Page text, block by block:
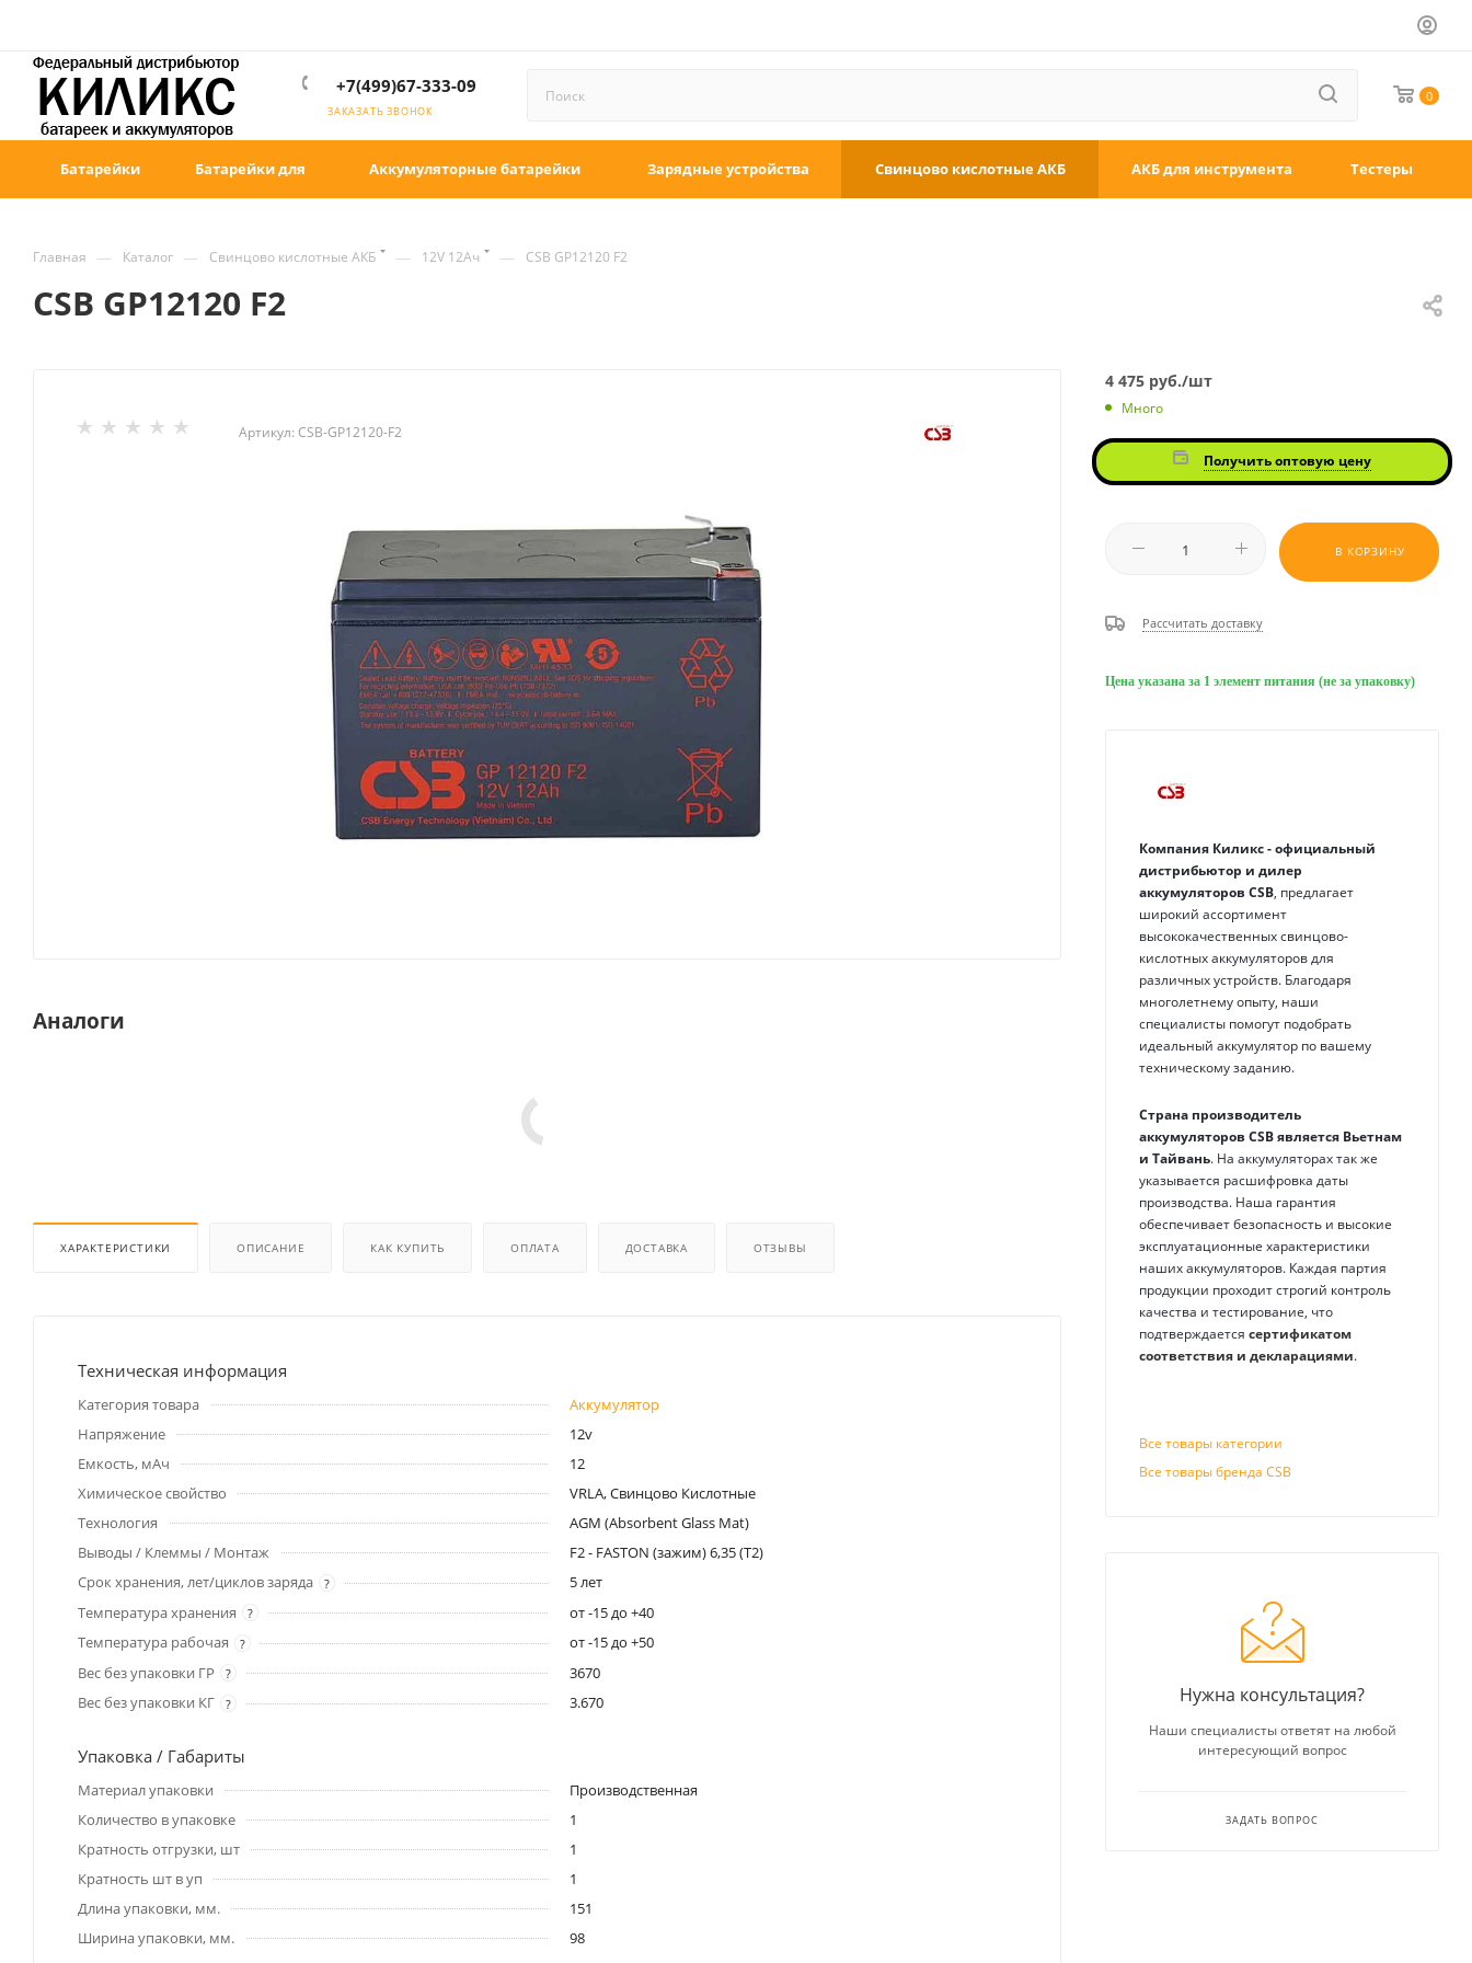
+7(499)67-333-09
ЗАКАЗАТЬ ЗВОНОК
0
Батарейки Батарейки для Аккумуляторные батарейки Зарядные устройства Свинцово кислотные АКБ АКБ для инструмента Тестеры
Главная — Каталог — Свинцово кислотные АКБ — 12V 12Ач — CSB GP12120 F2
CSB GP12120 F2
Артикул: CSB-GP12120-F2
Аналоги
ХАРАКТЕРИСТИКИ ОПИСАНИЕ КАК КУПИТЬ ОПЛАТА ДОСТАВКА ОТЗЫВЫ
Техническая информация
Категория товара
Аккумулятор
Напряжение
12v
Емкость, мАч
12
Химическое свойство
VRLA, Свинцово Кислотные
Технология
AGM (Absorbent Glass Mat)
Выводы / Клеммы / Монтаж
F2 - FASTON (зажим) 6,35 (T2)
Срок хранения, лет/циклов заряда
?
5 лет
Температура хранения
?
от -15 до +40
Температура рабочая
?
от -15 до +50
Вес без упаковки ГР
?
3670
Вес без упаковки КГ
? 3.670
Упаковка / Габариты
Материал упаковки
Производственная
Количество в упаковке
1
Кратность отгрузки, шт
1
Кратность шт в уп
1
Длина упаковки, мм.
151
Ширина упаковки, мм.
98
4 475 руб./шт
Много
Получить оптовую цену
В КОРЗИНУ
Рассчитать доставку
Цена указана за 1 элемент питания (не за упаковку)
Компания Киликс - официальный
дистрибьютор и дилер
аккумуляторов CSB, предлагает
широкий ассортимент
высококачественных свинцово-
кислотных аккумуляторов для
различных устройств. Благодаря
многолетнему опыту, наши
специалисты помогут подобрать
идеальный аккумулятор по вашему
техническому заданию.
Страна производитель
аккумуляторов CSBявляется Вьетнам
и Тайвань. На аккумуляторах так же
указывается расшифровка даты
производства. Наша гарантия
обеспечивает безопасность и высокие
эксплуатационные характеристики
наших аккумуляторов. Каждая партия
продукции проходит строгий контроль
качества и тестирование, что
подтверждается сертификатом
соответствия и декларациями.
Все товары категории
Все товары бренда CSB
Нужна консультация?
Наши специалисты ответят на любой
интересующий вопрос
ЗАДАТЬ ВОПРОС